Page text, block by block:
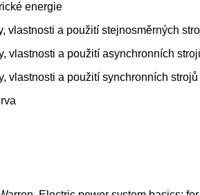
energie
vlastnosti a použití stejnosměrných
vlastnosti a použití asynchronních
vlastnosti a použití synchronních strojů